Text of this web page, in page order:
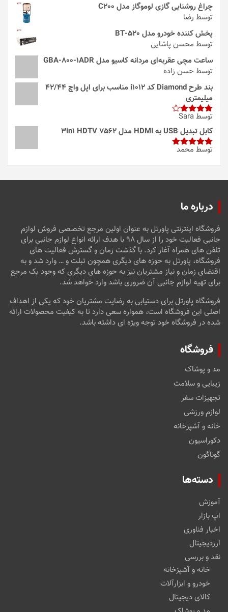
چراغ روشنایی گازی لوموگاز مدل C200
توسط رضا
پخش کننده خودرو مدل 520-BT
توسط محسن پاشایی
ساعت مچی عقربه‌ای مردانه کاسیو مدل GBA-800-1ADR
توسط حسن زاده
بند طرح Diamond کد i1012 مناسب برای اپل واچ 42/44
میلیمتری
امتیاز4
از 5
توسط Sara
کابل تبدیل USB به HDMI مدل 3in1 HDTV 7562
امتیاز5از
توسط محمد
درباره ما
فروشگاه اینترنتی پاورتل به عنوان اولین مرجع تخصصی فروش لوازم
جانبی فعالیت خود را از سال ۹۸ با هدف ارائه انواع لوازم جانبی برای
تلفن های همراه آغاز کرد. با گذشت زمان و گسترش فعالیت های
فروشگاه، پاورتل به حوزه های دیگری همچون تبلت و … وارد شد و به
اقتضای زمان و نیاز مشتریان نیز به حوزه های دیگری که وجود یک مرجع
برای تهیه لوازم جانبی آن ضروری باشد وارد خواهد شد.
فروشگاه پاورتل برای دستیابی به رضایت مشتریان خود که یکی از اهداف
اصلی این فروشگاه است، همواره سعی دارد تا به کیفیت محصولات ارائه
شده در فروشگاه خود توجه ویژه ای داشته باشد.
فروشگاه
مد و پوشاک
زیبایی و سلامت
تجهیزات سفر
لوازم ورزشی
خانه و آشپزخانه
دکوراسیون
گوناگون
دسته‌ها
آموزش
اپ بازار
اخبار فناوری
ارزدیجیتال
نقد و بررسی
خانه و آشپزخانه
خودرو و ابزارآلات
کالای دیجیتال